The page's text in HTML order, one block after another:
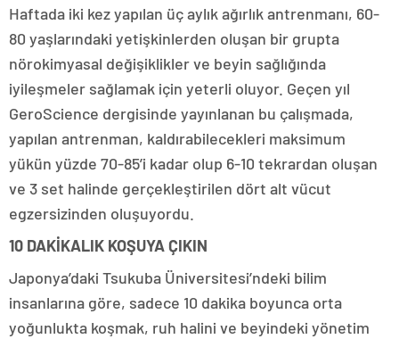
Haftada iki kez yapılan üç aylık ağırlık antrenmanı, 60-
80 yaşlarındaki yetişkinlerden oluşan bir grupta
nörokimyasal değişiklikler ve beyin sağlığında
iyileşmeler sağlamak için yeterli oluyor. Geçen yıl
GeroScience dergisinde yayınlanan bu çalışmada,
yapılan antrenman, kaldırabilecekleri maksimum
yükün yüzde 70-85’i kadar olup 6-10 tekrardan oluşan
ve 3 set halinde gerçekleştirilen dört alt vücut
egzersizinden oluşuyordu.
10 DAKİKALIK KOŞUYA ÇIKIN
Japonya’daki Tsukuba Üniversitesi’ndeki bilim
insanlarına göre, sadece 10 dakika boyunca orta
yoğunlukta koşmak, ruh halini ve beyindeki yönetim